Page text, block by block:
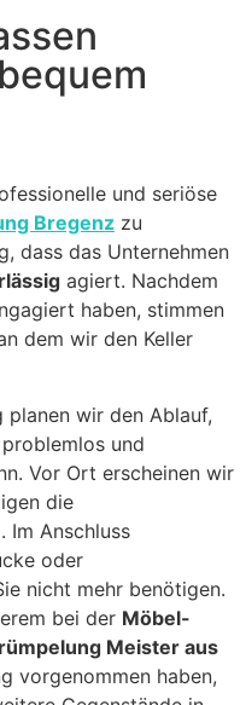
und seriöse
Bregenz zu
dass das Unternehmen
agiert. Nachdem
haben, stimmen
dem wir den Keller
planen wir den Ablauf,
und
Vor Ort erscheinen wir
die
Im Anschluss
oder
nicht mehr benötigen.
bei der Möbel-
Meister aus
vorgenommen haben,